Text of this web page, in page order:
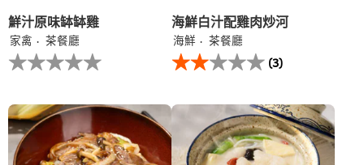
鮮汁原味缽缽雞
家禽
茶餐廳
没
有
个
recipe
提
交
海鮮白汁配雞肉炒河
海鮮
茶餐廳
此
海
汁
肉
(3)